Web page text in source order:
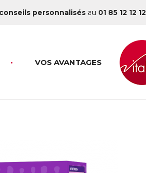
personnalisés au 01 85 12 12 12
VOS AVANTAGES